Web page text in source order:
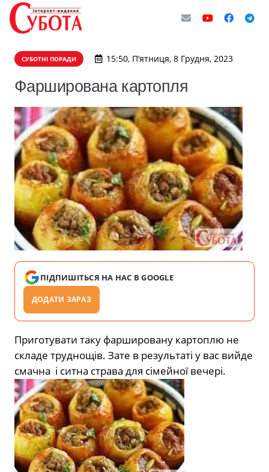
СУБОТНІ ПОРАДИ 15:50, П’ятниця, 8 Грудня, 2023
Фарширована картопля
ПІДПИШІТЬСЯ НА НАС В GOOGLE
ДОДАТИ ЗАРАЗ
Приготувати таку фаршировану картоплю не
складе труднощів. Зате в результаті у вас вийде
смачна і ситна страва для сімейної вечері.